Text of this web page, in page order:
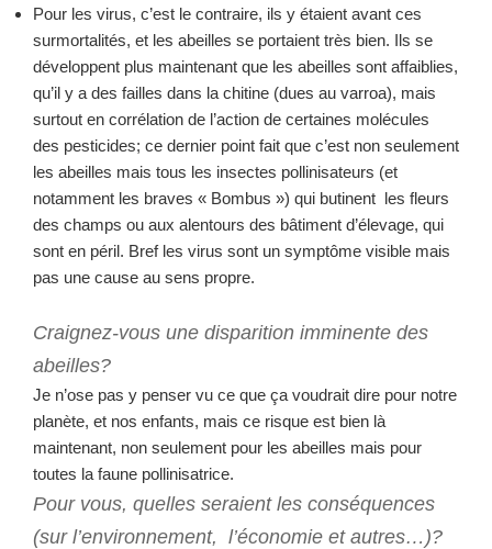
Pour les virus, c’est le contraire, ils y étaient avant ces
surmortalités, et les abeilles se portaient très bien. Ils se
développent plus maintenant que les abeilles sont affaiblies,
qu’il y a des failles dans la chitine (dues au varroa), mais
surtout en corrélation de l’action de certaines molécules
des pesticides; ce dernier point fait que c’est non seulement
les abeilles mais tous les insectes pollinisateurs (et
notamment les braves « Bombus ») qui butinent les fleurs
des champs ou aux alentours des bâtiment d’élevage, qui
sont en péril. Bref les virus sont un symptôme visible mais
pas une cause au sens propre.
Craignez-vous une disparition imminente des
abeilles?
Je n’ose pas y penser vu ce que ça voudrait dire pour notre
planète, et nos enfants, mais ce risque est bien là
maintenant, non seulement pour les abeilles mais pour
toutes la faune pollinisatrice.
Pour vous, quelles seraient les conséquences
(sur l’environnement, l’économie et autres…)?